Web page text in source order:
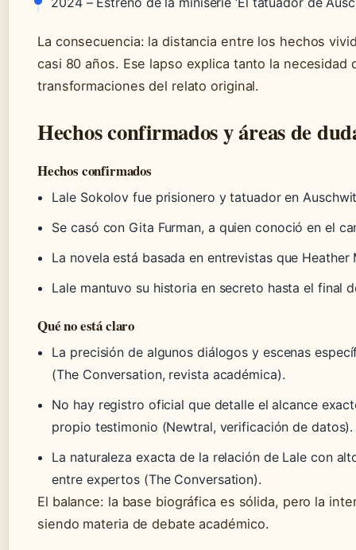
La consecuencia: la distancia entre los hechos
casi 80 años. Ese lapso explica tanto la
transformaciones del relato original.
Hechos confirmados y áreas de
Hechos confirmados
Lale Sokolov fue prisionero y tatuador en
Se casó con Gita Furman, a quien conoció en el
La novela está basada en entrevistas que
Lale mantuvo su historia en secreto hasta el final
Qué no está claro
La precisión de algunos diálogos y escenas
(The Conversation, revista académica).
No hay registro oficial que detalle el alcance
propio testimonio (Newtral, verificación de datos).
La naturaleza exacta de la relación de Lale con
entre expertos (The Conversation).
El balance: la base biográfica es sólida, pero la
siendo materia de debate académico.